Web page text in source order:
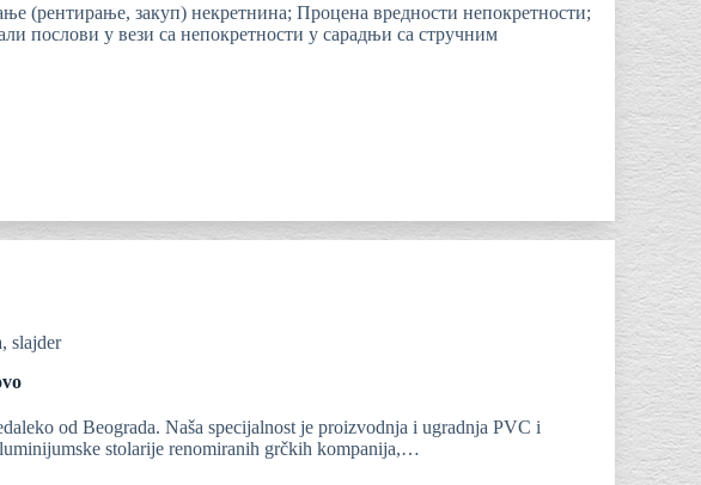
(рентирање, закуп) некретнина; Процена вредности непокретности;
послови у вези са непокретности у сарадњи са стручним
, slajder
od Beograda. Naša specijalnost je proizvodnja i ugradnja PVC i
stolarije renomiranih grčkih kompanija,…